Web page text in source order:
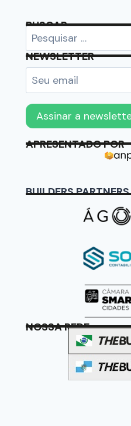
BUSCAR
NEWSLETTER
APRESENTADO POR
BUILDERS PARTNERS
NOSSA REDE